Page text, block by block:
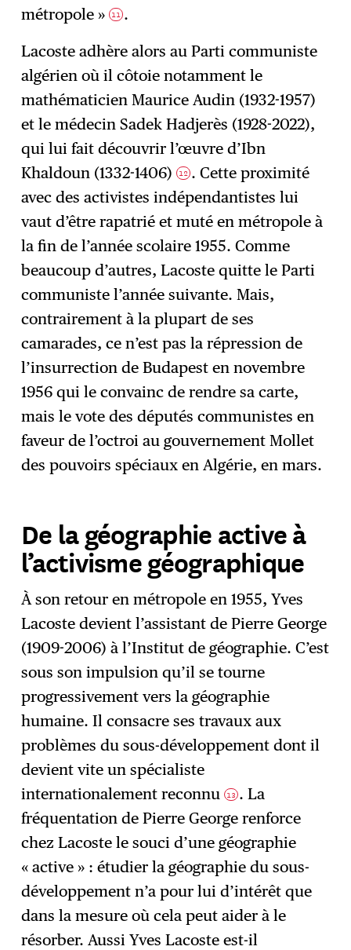
métropole »11 .
Lacoste adhère alors au Parti communiste
algérien où il côtoie notamment le
mathématicien Maurice Audin (1932-1957)
et le médecin Sadek Hadjerès (1928-2022),
qui lui fait découvrir l’œuvre d’Ibn
Khaldoun (1332-1406)12 . Cette proximité
avec des activistes indépendantistes lui
vaut d’être rapatrié et muté en métropole à
la fin de l’année scolaire 1955. Comme
beaucoup d’autres, Lacoste quitte le Parti
communiste l’année suivante. Mais,
contrairement à la plupart de ses
camarades, ce n’est pas la répression de
l’insurrection de Budapest en novembre
1956 qui le convainc de rendre sa carte,
mais le vote des députés communistes en
faveur de l’octroi au gouvernement Mollet
des pouvoirs spéciaux en Algérie, en mars.
De la géographie active à
l’activisme géographique
À son retour en métropole en 1955, Yves
Lacoste devient l’assistant de Pierre George
(1909-2006) à l’Institut de géographie. C’est
sous son impulsion qu’il se tourne
progressivement vers la géographie
humaine. Il consacre ses travaux aux
problèmes du sous-développement dont il
devient vite un spécialiste
internationalement reconnu13 . La
fréquentation de Pierre George renforce
chez Lacoste le souci d’une géographie
« active » : étudier la géographie du sous-
développement n’a pour lui d’intérêt que
dans la mesure où cela peut aider à le
résorber. Aussi Yves Lacoste est-il